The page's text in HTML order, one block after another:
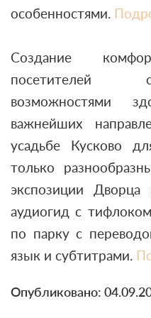
особенностями.
Создание
посетителей
возможностями
важнейших
усадьбе Кусково
только
экспозиции
аудиогид с
по парку с
язык и субтитрами.
Опубликовано: